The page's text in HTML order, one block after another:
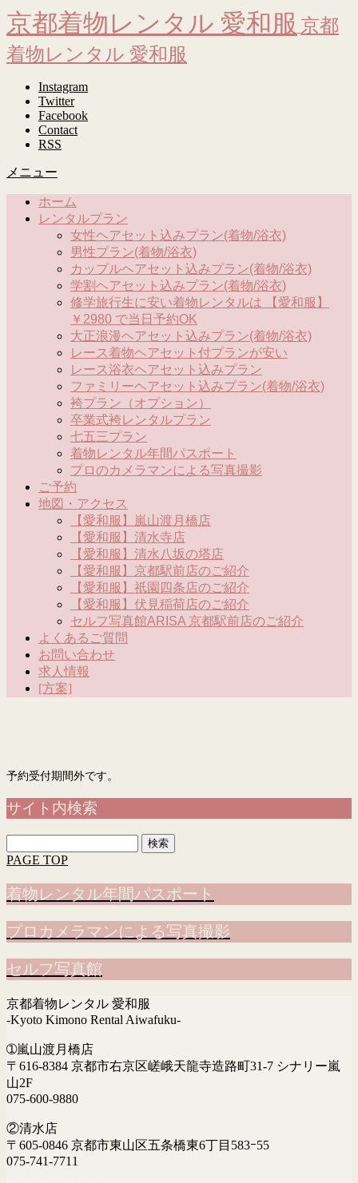
京都着物レンタル 愛和服 京都
着物レンタル 愛和服
Instagram
Twitter
Facebook
Contact
RSS
メニュー
ホーム
レンタルプラン
女性ヘアセット込みプラン(着物/浴衣)
男性プラン(着物/浴衣)
カップルヘアセット込みプラン(着物/浴衣)
学割ヘアセット込みプラン(着物/浴衣)
修学旅行生に安い着物レンタルは 【愛和服】
￥2980 で当日予約OK
大正浪漫ヘアセット込みプラン(着物/浴衣)
レース着物ヘアセット付プランが安い
レース浴衣ヘアセット込みプラン
ファミリーヘアセット込みプラン(着物/浴衣)
袴プラン（オプション）
卒業式袴レンタルプラン
七五三プラン
着物レンタル年間パスポート
プロのカメラマンによる写真撮影
ご予約
地図・アクセス
【愛和服】嵐山渡月橋店
【愛和服】清水寺店
【愛和服】清水八坂の塔店
【愛和服】京都駅前店のご紹介
【愛和服】祇園四条店のご紹介
【愛和服】伏見稲荷店のご紹介
セルフ写真館ARISA 京都駅前店のご紹介
よくあるご質問
お問い合わせ
求人情報
[方案]
予約受付期間外です。
サイト内検索
索:
PAGE TOP
着物レンタル年間パスポート
プロカメラマンによる写真撮影
セルフ写真館
京都着物レンタル 愛和服
-Kyoto Kimono Rental Aiwafuku-
➀嵐山渡月橋店
〒616-8384 京都市右京区嵯峨天龍寺造路町31-7 シナリー嵐
山2F
075-600-9880
②清水店
〒605-0846 京都市東山区五条橋東6丁目583ｰ55
075-741-7711